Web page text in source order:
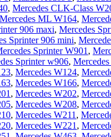
, Mercedes CLK-Class
Mercedes ML W164,
906 maxi, Mercedes
Sprinter 906 mini,
Sprinter W901 ,
Sprinter w906,
, Mercedes W124,
, Mercedes W166,
, Mercedes W202,
, Mercedes W208,
, Mercedes W211 ,
, Mercedes W221 ,